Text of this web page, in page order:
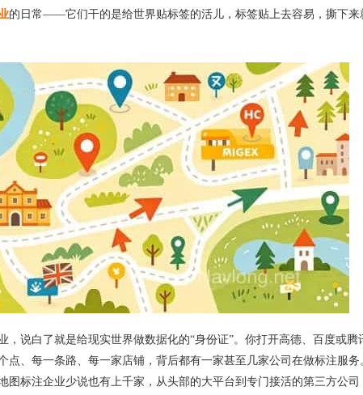
的日常——它们干的是给世界贴标签的活儿，标签贴上去容易，撕下来
，说白了就是给现实世界做数据化的“身份证”。你打开高德、百度或腾
点、每一条路、每一家店铺，背后都有一家甚至几家公司在做标注服务
图标注企业少说也有上千家，从头部的大平台到专门接活的第三方公司